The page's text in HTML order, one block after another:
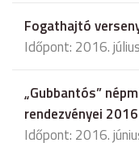
Fogathajtó
Időpont: 2016.
„Gubbantós”
rendezvényei 2016
Időpont: 2016.